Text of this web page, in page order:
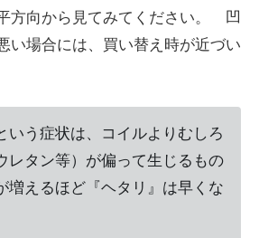
方向から見てみてください。 凹
い場合には、買い替え時が近づい
う症状は、コイルよりむしろ
レタン等）が偏って生じるもの
増えるほど『ヘタリ』は早くな